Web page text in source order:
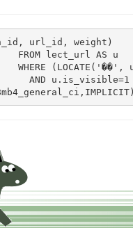
url_id, weight)
FROM lect_url AS u
WHERE (LOCATE('��',
AND